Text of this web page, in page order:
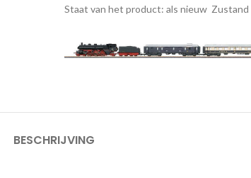
Staat van het product: als nieuw Zustand
BESCHRIJVING